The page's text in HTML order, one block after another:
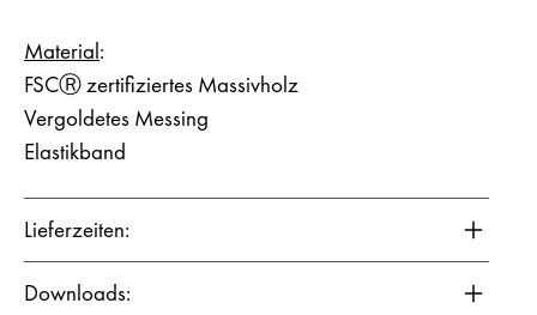
Material:
FSCⓇ zertifiziertes Massivholz
Vergoldetes Messing
Elastikband
Lieferzeiten:
Downloads: